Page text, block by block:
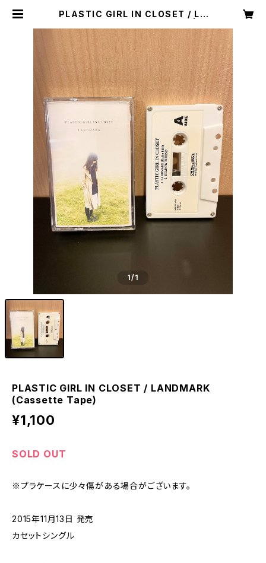
PLASTIC GIRL IN CLOSET / LA
LASTIC GIRL IN CLOSET
1/1
PLASTIC GIRL IN CLOSET / LANDMARK
(Cassette Tape)
¥1,100
SOLD OUT
※プラケースに少々傷がある場合がございます。
2015年11月13日 発売
カセットシングル